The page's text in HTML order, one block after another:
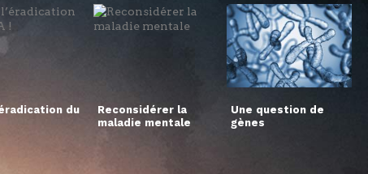
du
Reconsidérer la
maladie mentale
Une question de
gènes